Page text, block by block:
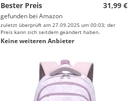
Bester Preis
31,99 €
gefunden bei Amazon
zuletzt überprüft am 27.09.2025 um 00:03; der
Preis kann sich seitdem geändert haben.
Keine weiteren Anbieter